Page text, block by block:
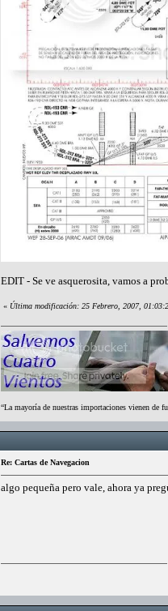
EDIT - Se ve asquerosita, vamos a
« Última modificación: 25 Febrero, 2007,
“La mayoría de nuestras importaciones vienen de
Re: Cartas de Navegacion
algo pequeña pero vale, ahora ya